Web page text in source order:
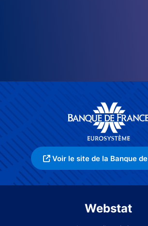
Voir le site de la Banque
Webstat